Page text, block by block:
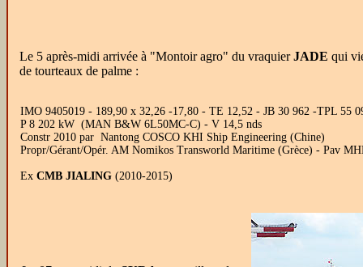
Le 5 après-midi arrivée à "Montoir agro" du vraquierJADE qui
de tourteaux de palme :
IMO 9405019 - 189,90 x 32,26 -17,80 - TE 12,52 - JB 30 962 -TPL 55
P 8 202 kW (MAN B&W 6L50MC-C) - V 14,5 nds
Constr 2010 par Nantong COSCO KHI Ship Engineering (Chine)
Propr/Gérant/Opér. AM Nomikos Transworld Maritime (Grèce) - Pav
Ex CMB JIALING (2010-2015)